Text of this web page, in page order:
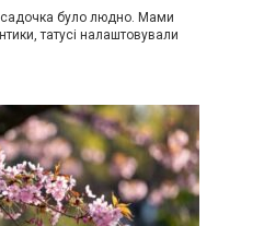
садочка було людно. Мами
татусі налаштовували